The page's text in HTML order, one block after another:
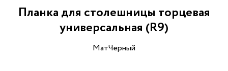
Планка для столешницы торцевая
универсальная (R9)
МатЧерный